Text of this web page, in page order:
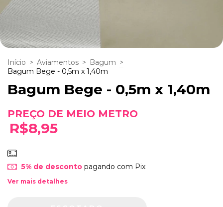
Início > Aviamentos > Bagum >
Bagum Bege - 0,5m x 1,40m
Bagum Bege - 0,5m x 1,40m
R$8,95
5% de descontopagando com Pix
Ver mais detalhes